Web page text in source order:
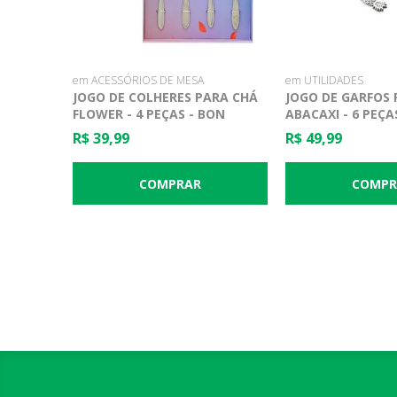
em ACESSÓRIOS DE MESA
JOGO DE COLHERES PARA CHÁ
FLOWER - 4 PEÇAS - BON
GOURMET
R$ 39,99
em UTILIDADES
JOGO DE
ABACAXI - 6
R$ 49,99